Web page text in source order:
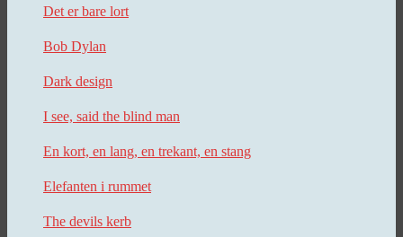
Det er bare lort
Bob Dylan
Dark design
I see, said the blind man
En kort, en lang, en trekant, en stang
Elefanten i rummet
The devils kerb